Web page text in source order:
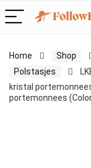
Home Shop
Polstasjes
kristal
portemonnees